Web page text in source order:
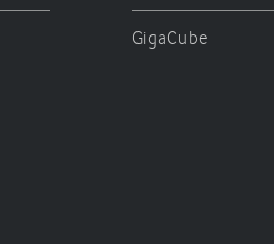
GigaCube